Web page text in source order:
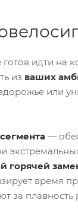
готов идти
из ваших
или
—
горячей
время
за